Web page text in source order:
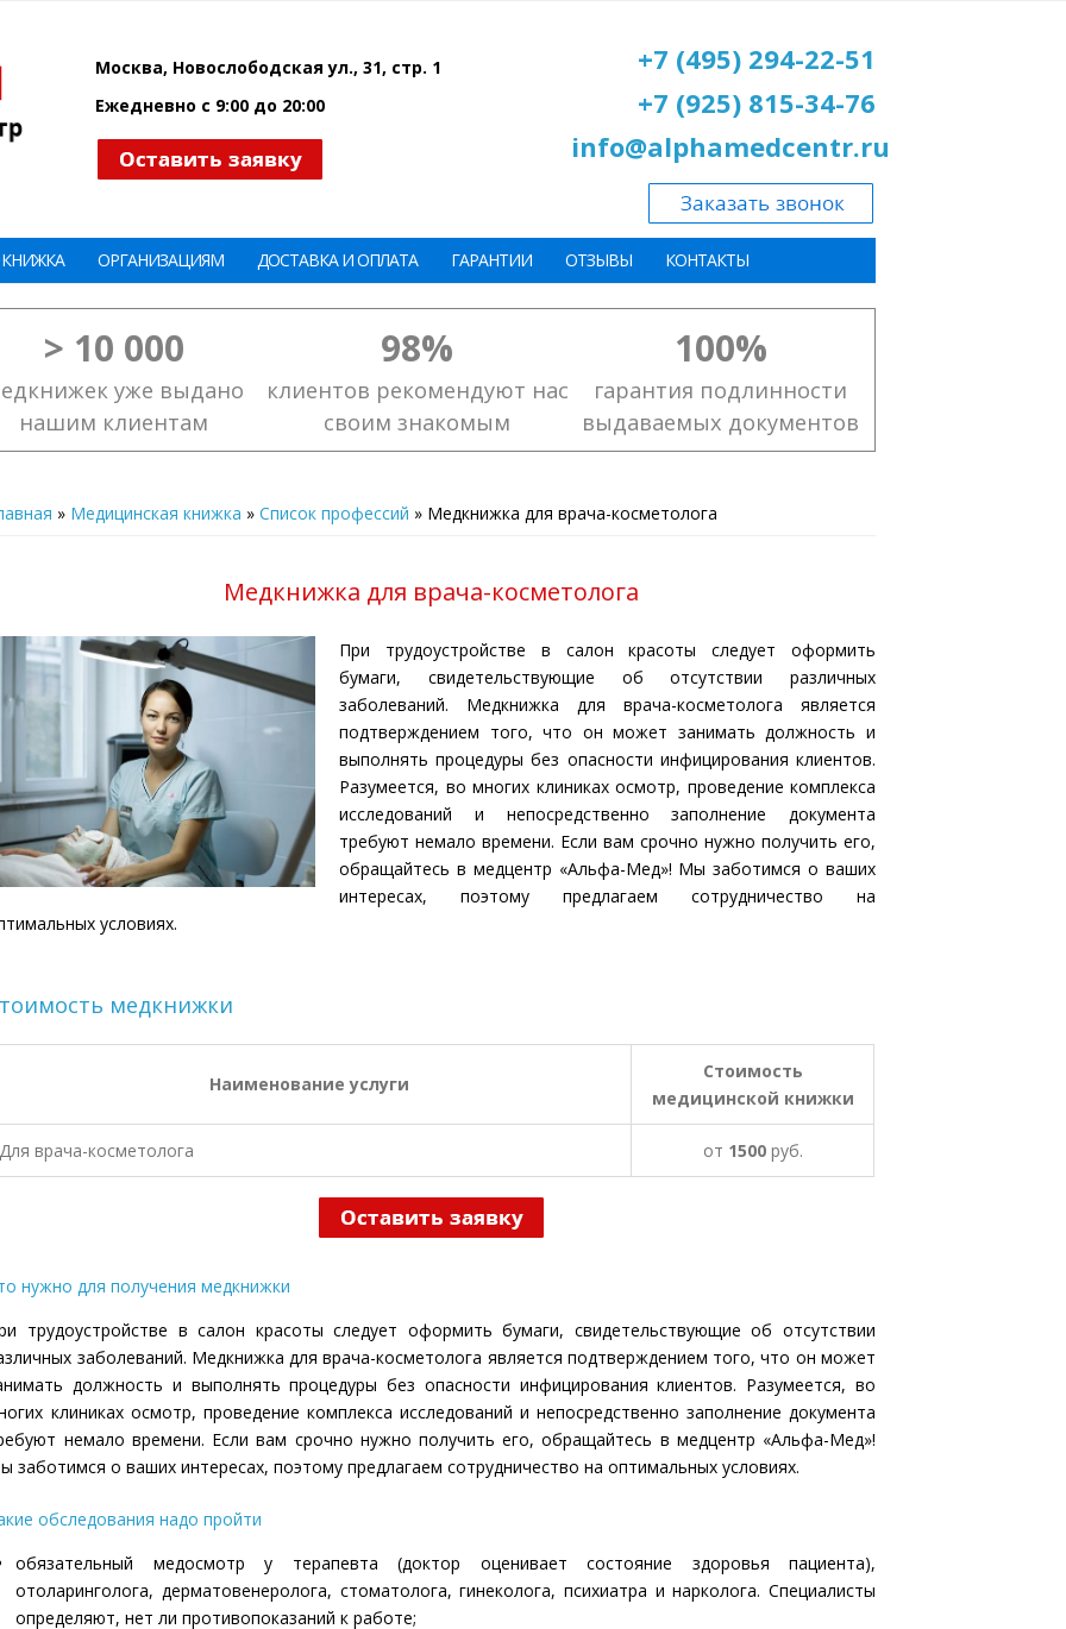
Москва, Новослободская ул., 31, стр. 1
Ежедневно с 9:00 до 20:00
+7 (495) 294-22-51
+7 (925) 815-34-76
info@alphamedcentr.ru
ОРГАНИЗАЦИЯМ ДОСТАВКА И ОПЛАТА ГАРАНТИИ ОТЗЫВЫ КОНТАКТЫ
> 10 000
уже выдано
нашим клиентам
98%
клиентов рекомендуют нас
своим знакомым
100%
гарантия подлинности
выдаваемых документов
» Медицинская книжка »Список профессий » Медкнижка для врача-косметолога
Медкнижка для врача-косметолога
При трудоустройстве в салон красоты следует оформить
бумаги, свидетельствующие об отсутствии различных
заболеваний. Медкнижка для врача-косметолога является
подтверждением того, что он может занимать должность и
выполнять процедуры без опасности инфицирования клиентов.
Разумеется, во многих клиниках осмотр, проведение комплекса
исследований и непосредственно заполнение документа
требуют немало времени. Если вам срочно нужно получить его,
обращайтесь в медцентр «Альфа-Мед»! Мы заботимся о ваших
интересах, поэтому предлагаем сотрудничество на
условиях.
медкнижки
Наименование услуги
Стоимость
медицинской книжки
Для врача-косметолога от 1500руб.
нужно для получения медкнижки
трудоустройстве в салон красоты следует оформить бумаги, свидетельствующие об отсутствии
заболеваний. Медкнижка для врача-косметолога является подтверждением того, что он может
должность и выполнять процедуры без опасности инфицирования клиентов. Разумеется, во
клиниках осмотр, проведение комплекса исследований и непосредственно заполнение документа
немало времени. Если вам срочно нужно получить его, обращайтесь в медцентр «Альфа-Мед»!
заботимся о ваших интересах, поэтому предлагаем сотрудничество на оптимальных условиях.
обследования надо пройти
обязательный медосмотр у терапевта (доктор оценивает состояние здоровья пациента),
отоларинголога, дерматовенеролога, стоматолога, гинеколога, психиатра и нарколога. Специалисты
определяют, нет ли противопоказаний к работе;